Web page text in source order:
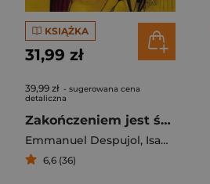
KSIĄŻKA
31,99 zł
39,99 zł - sugerowana cena
detaliczna
Zakończeniem jest śmierć. Agatha Christie
Emmanuel Despujol, Isabelle Bottier
6,6 (36)